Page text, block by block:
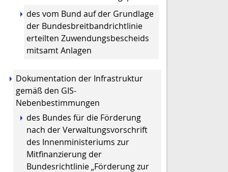
des vom Bund auf der Grundlage
der Bundesbreitbandrichtlinie
erteilten Zuwendungsbescheids
mitsamt Anlagen
Dokumentation der Infrastruktur
gemäß den GIS-
Nebenbestimmungen
des Bundes für die Förderung
nach der Verwaltungsvorschrift
des Innenministeriums zur
Mitfinanzierung der
Bundesrichtlinie „Förderung zur